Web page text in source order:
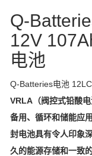
Q-
12V
电池
Q-Batteries电池
VRLA（阀控式铅酸
备用、循环和储能应
封电池具有令人印象
久的能源存储和一致